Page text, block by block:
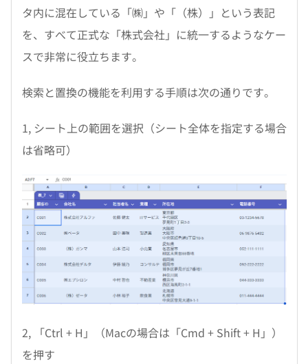
タ内に混在している「㈱」や「（株）」という表記
を、すべて正式な「株式会社」に統一するようなケー
スで非常に役立ちます。
検索と置換の機能を利用する手順は次の通りです。
1, シート上の範囲を選択（シート全体を指定する場合
は省略可）
2, 「Ctrl + H」（Macの場合は「Cmd + Shift + H」）
を押す